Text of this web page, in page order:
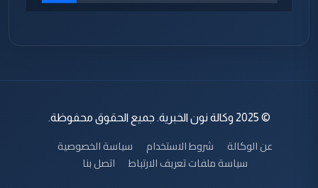
© 2025 وكالة نون الخبرية. جميع الحقوق محفوظة.
عن الوكالة شروط الاستخدام
سياسة الخصوصية
سياسة ملفات تعريف الارتباط
اتصل بنا